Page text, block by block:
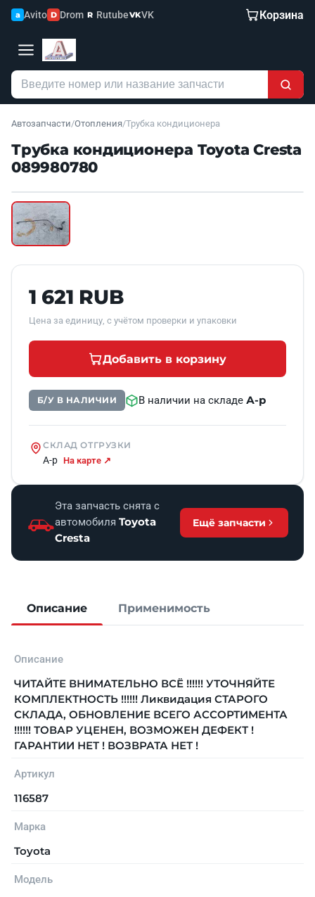
a Avito D Drom R RutubeVKVK Корзина
Автозапчасти/Отопления/Трубка кондиционера
Трубка кондиционера Toyota Cresta
089980780
Б/У В НАЛИЧИИ
1 621 RUB
Цена за единицу, с учётом проверки и упаковки
Добавить в корзину
Б/У В НАЛИЧИИ В наличии на складеА-р
СКЛАД ОТГРУЗКИ
А-р На карте ↗
Эта запчасть снята с
автомобиля Toyota
Cresta
Ещё запчасти
Описание Применимость
Описание
ЧИТАЙТЕ ВНИМАТЕЛЬНО ВСЁ !!!!!! УТОЧНЯЙТЕ
КОМПЛЕКТНОСТЬ !!!!!! Ликвидация СТАРОГО
СКЛАДА, ОБНОВЛЕНИЕ ВСЕГО АССОРТИМЕНТА
!!!!!! ТОВАР УЦЕНЕН, ВОЗМОЖЕН ДЕФЕКТ !
ГАРАНТИИ НЕТ ! ВОЗВРАТА НЕТ !
Артикул
116587
Марка
Toyota
Модель